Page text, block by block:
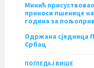
Минић
приноси пшенице
година за
Одржана сједница
Србац
ПОГЛЕДАЈ ВИШЕ